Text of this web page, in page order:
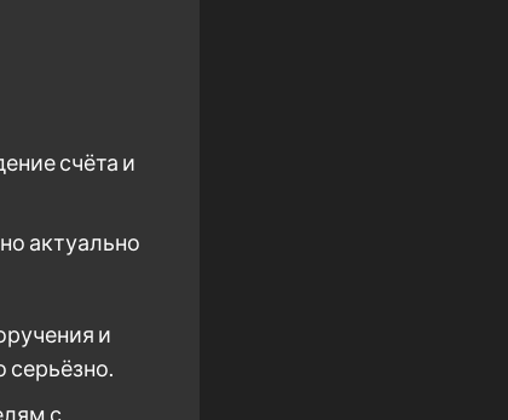
счёта и
актуально
и
серьёзно.
с